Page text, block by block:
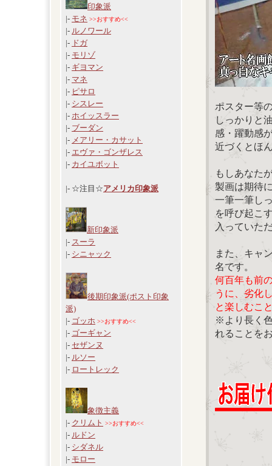
印象派
|- モネ >>おすすめ<<
|- ルノワール
|- ドガ
|- モリゾ
|- ギヨマン
|- マネ
|- ピサロ
|- シスレー
|- ホイッスラー
|- ブーダン
|- メアリー・カサット
|- エヴァ・ゴンザレス
|- カイユボット
|- ☆注目☆アメリカ印象派
新印象派
|- スーラ
|- シニャック
後期印象派(ポスト印象
派)
|- ゴッホ >>おすすめ<<
|- ゴーギャン
|- セザンヌ
|- ルソー
|- ロートレック
象徴主義
|- クリムト >>おすすめ<<
|- ルドン
|- シダネル
|- モロー
ポスター等
しっかりと
感・躍動感
近づくとほ
もしあなた
製画は期待
一筆一筆し
を呼び起こ
入っていた
また、キャ
名です。
何百年も前
うに、劣化
と楽しむこ
※より長く
れることを